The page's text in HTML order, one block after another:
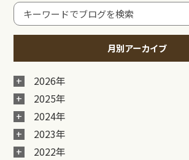
月別アーカイブ
2026年
2025年
2024年
2023年
2022年